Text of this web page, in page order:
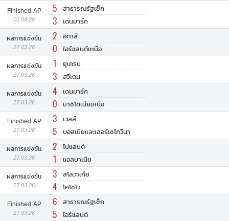
Finished AP
01.04.26
5 สาธารณรัฐเช็ก
3 เดนมาร์ก
ผลการแข่งขัน
27.03.26
2 อิตาลี
0 ไอร์แลนด์เหนือ
ผลการแข่งขัน
27.03.26
1 ยูเครน
3 สวีเดน
ผลการแข่งขัน
27.03.26
4 เดนมาร์ก
0 มาซิโดเนียเหนือ
Finished AP
27.03.26
3 เวลส์
5 บอสเนียและเฮอร์เซโกวีนา
ผลการแข่งขัน
27.03.26
2 โปแลนด์
1 แอลบาเนีย
ผลการแข่งขัน
27.03.26
3 สโลวาเกีย
4 โคโซโว
Finished AP
27.03.26
6 สาธารณรัฐเช็ก
5 ไอร์แลนด์